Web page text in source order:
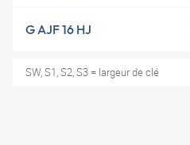
G AJF 16 HJ
SW, S1, S2, S3 = largeur de clé